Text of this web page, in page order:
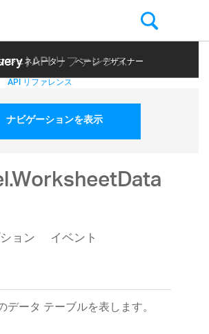
| API リファレンス
ジェネレーター ページ デザイナー
API リファレンス
ナビゲーションを表示
ョン
イベント
データ テーブルを表します。